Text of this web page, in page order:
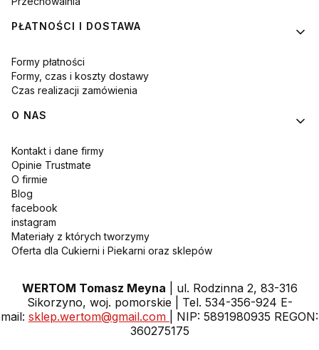
PŁATNOŚCI I DOSTAWA
Formy płatności
Formy, czas i koszty dostawy
Czas realizacji zamówienia
O NAS
Kontakt i dane firmy
Opinie Trustmate
O firmie
Blog
facebook
instagram
Materiały z których tworzymy
Oferta dla Cukierni i Piekarni oraz sklepów
WERTOM Tomasz Meyna | ul. Rodzinna 2, 83-316
Sikorzyno, woj. pomorskie | Tel. 534-356-924 E-
mail: sklep.wertom@gmail.com
| NIP: 5891980935 REGON:
360275175